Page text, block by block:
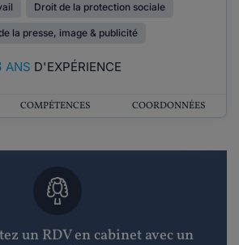
Droit de la protection sociale
la presse, image & publicité
ANS D'EXPÉRIENCE
COMPÉTENCES COORDONNÉES
un RDV en cabinet avec un